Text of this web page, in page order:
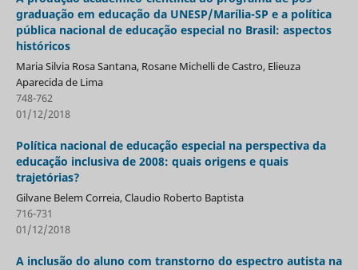
graduação em educação da UNESP/Marília-SP e a política
pública nacional de educação especial no Brasil: aspectos
históricos
Maria Silvia Rosa Santana, Rosane Michelli de Castro, Elieuza
Aparecida de Lima
748-762
01/12/2018
Política nacional de educação especial na perspectiva da
educação inclusiva de 2008: quais origens e quais
trajetórias?
Gilvane Belem Correia, Claudio Roberto Baptista
716-731
01/12/2018
A inclusão do aluno com transtorno do espectro autista na